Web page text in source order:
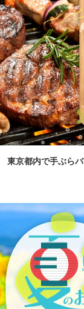
東京都内で手ぶら